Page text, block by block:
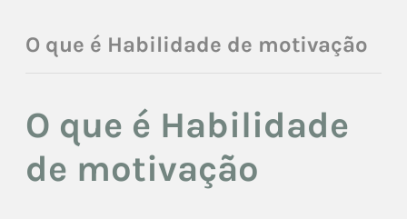
O que é Habilidade de motivação
O que é Habilidade
de motivação